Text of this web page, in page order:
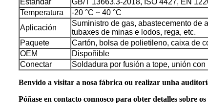
Temperatura
-20 °C ~ 40 °C
Aplicación
Suministro de gas, abastecemento de
tubaxes de minas e lodos, rega, etc.
Paquete
Cartón, bolsa de polietileno, caixa de
OEM
Dispoñible
Conectar
Soldadura por fusión a tope, unión con
Benvido a visitar a nosa fábrica ou realizar unha
Póñase en contacto connosco para obter detalles sobre